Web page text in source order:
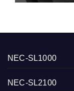
NEC-SL1000
NEC-SL2100